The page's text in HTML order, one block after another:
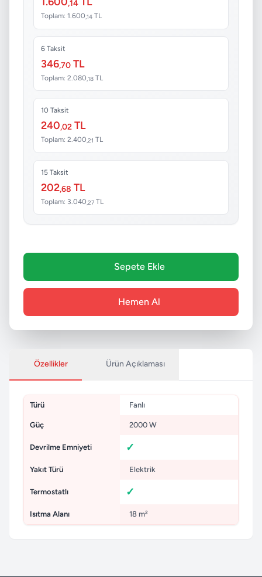
,14
Toplam: 1.600 ,14 TL
6 Taksit
346,70 TL
Toplam: 2.080 ,18 TL
10 Taksit
240,02 TL
Toplam: 2.400 ,21 TL
15 Taksit
202,68 TL
Toplam: 3.040 ,27 TL
Sepete Ekle
Hemen Al
Özellikler Ürün Açıklaması
Türü Fanlı
Güç 2000 W
Devrilme Emniyeti
Yakıt Türü Elektrik
Termostatlı
Isıtma Alanı 18 m²